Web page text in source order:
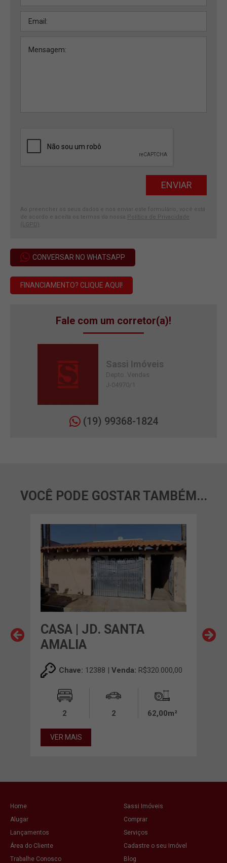
Ao preencher os seus dados e nos enviar este formulário, você está
de acordo e aceita os termos da nossa Política de Privacidade
(LGPD)
CONVERSAR NO WHATSAPP
FINANCIAMENTO? CLIQUE AQUI!
Fale com um corretor(a)!
Sassi Imóveis
Depto. Vendas
J-04970/1
(19) 99368-1824
VOCÊ PODE GOSTAR TAMBÉM...
CASA | JD. SANTA
AMALIA
Chave: 12388 | Venda: R$320.000,00
2 2 62,00m²
VER MAIS
Home
Sassi Imóveis
Alugar
Comprar
Lançamentos
Serviços
Área do Cliente
Cadastre o seu Imóvel
Trabalhe Conosco
Blog